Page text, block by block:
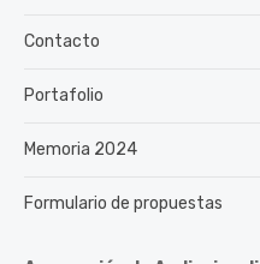
Contacto
Portafolio
Memoria 2024
Formulario de propuestas